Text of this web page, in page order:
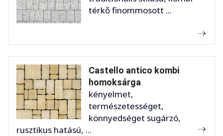
térkő finommosott ...
Castello antico kombi
homoksárga
kényelmet,
természetességet,
könnyedséget sugárzó,
rusztikus hatású, ...